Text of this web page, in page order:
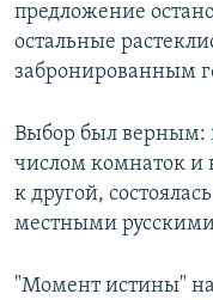
предложение
остальные
забронированным
Выбор был верным:
числом комнаток и
к другой,
местными
"Момент истины"